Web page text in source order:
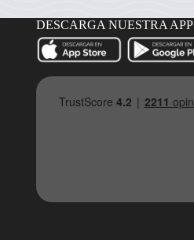
DESCARGA NUESTRA APP